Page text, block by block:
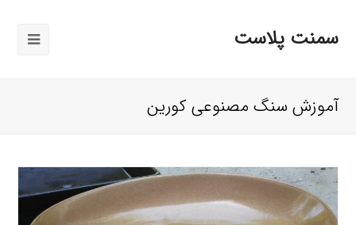
سمنت پلاست
باز
آموزش سنگ مصنوعی کورین